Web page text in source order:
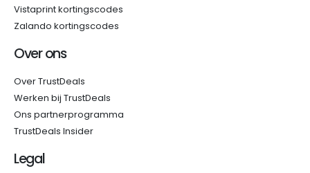
Vistaprint kortingscodes
Zalando kortingscodes
Over ons
Over TrustDeals
Werken bij TrustDeals
Ons partnerprogramma
TrustDeals Insider
Legal